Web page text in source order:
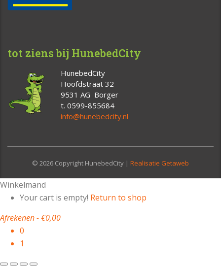
tot ziens bij HunebedCity
HunebedCity
Hoofdstraat 32
9531 AG Borger
t. 0599-855684
info@hunebedcity.nl
© 2026 Copyright HunebedCity | Realisatie Getaweb
Winkelmand
Your cart is empty! Return to shop
Afrekenen-€0,00
0
1